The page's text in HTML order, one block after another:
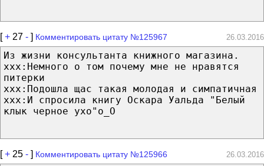
[+ 27 - ] Комментировать цитату №125967 26.03.2016
Из жизни консультанта книжного магазина.
ххх:Немного о том почему мне не нравятся
питерки
ххх:Подошла щас такая молодая и симпатичная
ххх:И спросила книгу Оскара Уальда "Белый
клык черное ухо"о_О
[+ 25 - ] Комментировать цитату №125966 26.03.2016